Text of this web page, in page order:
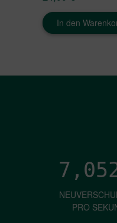
In den
PRO